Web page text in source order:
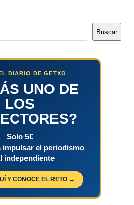
Buscar
DIARIO DE GETXO
UNO DE
LOS
Solo 5€
impulsar el periodismo
independiente
Y CONOCE EL RETO →